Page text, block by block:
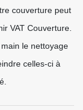
couverture peut
VAT Couverture.
le nettoyage
celles-ci à